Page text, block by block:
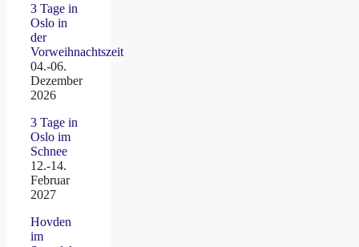
3 Tage in
Oslo in
der
Vorweihnachtszeit
04.-06.
Dezember
2026
3 Tage in
Oslo im
Schnee
12.-14.
Februar
2027
Hovden
im